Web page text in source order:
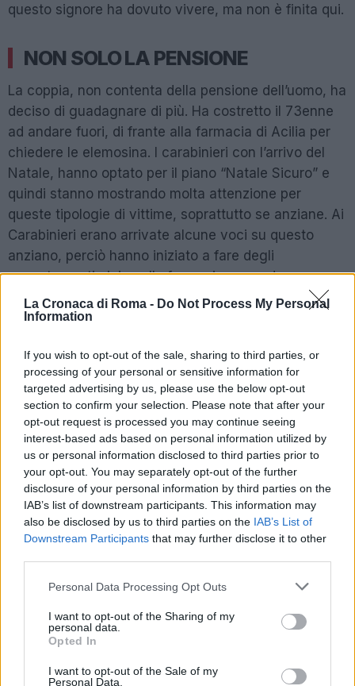
La Cronaca di Roma - Do Not Process My Personal
Information
If you wish to opt-out of the sale, sharing to third parties, or
processing of your personal or sensitive information for
targeted advertising by us, please use the below opt-out
section to confirm your selection. Please note that after your
opt-out request is processed you may continue seeing
interest-based ads based on personal information utilized by
us or personal information disclosed to third parties prior to
your opt-out. You may separately opt-out of the further
disclosure of your personal information by third parties on the
IAB’s list of downstream participants. This information may
also be disclosed by us to third parties on the IAB’s List of
Downstream Participants that may further disclose it to other
Please note that this website/app uses one or more Google
not limited to your visit or usage behaviour. You may click to
grant or deny consent to Google and its third-party tags to
use your data for below specified purposes in below Google
consent section.
Personal Data Processing Opt Outs
I want to opt-out of the Sharing of my
personal data.
Opted In
I want to opt-out of the Sale of my
Personal Data.
questo signore ha dovuto vivere, ma non è finita qui.
NON SOLO LA PENSIONE
La coppia, non contenta della pensione dell’uomo, ha
deciso di guadagnare di più. Ha costretto il 73enne
ad andare fuori, di frante alla farmacia di Acilia per
chiedere le elemosina. I carabinieri con l’arrivo del
Natale, hanno optato per il piano “Natale Sicuro” e
quindi stanno mostrando molta attenzione per
queste tipologie di vittime, soprattutto se anziane. Ai
Carabinieri erano arrivate alcune voci su questo
anziano, perciò hanno iniziato a fare degli
appostamenti vicino alla farmacia per vedere se
tutto ciò fosse vero. Tanto per non bastare, l’uomo
oltre a cedere la propria pensione e fare le
giorni in cui si sarebbe dovuto a sottoporre alla
dialisi. Nonostante le condizioni fisiche precarie e la
mancata terapia, l’uomo si presentava vicino la
farmacia per chiedere i soldi.
Qui entrano in gioco i Carabinieri appostati che sono
entrati in scena quando la donna è arrivata sul luogo
per ritirare il denaro dal 73enne. Sono stati portati
tutti in caserma, anche l’anziano che all’inizio per
paura non voleva parlare ma alla fine, ha raccontato
tutta la verità anche grazie ai Carabinieri. La donna è
stata arrestata e portata a Rebibbia con l’accusa di
marito. Quest’ultimo invece è stato denunciato per
gli stessi reati ma è a piede libero. L’anziano è stato
poi portato nella propria abitazione per trascorrere le